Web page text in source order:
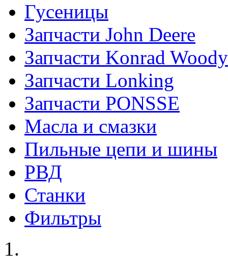
Гусеницы
Запчасти John Deere
Запчасти Konrad Woody
Запчасти Lonking
Запчасти PONSSE
Масла и смазки
Пильные цепи и шины
РВД
Станки
Фильтры